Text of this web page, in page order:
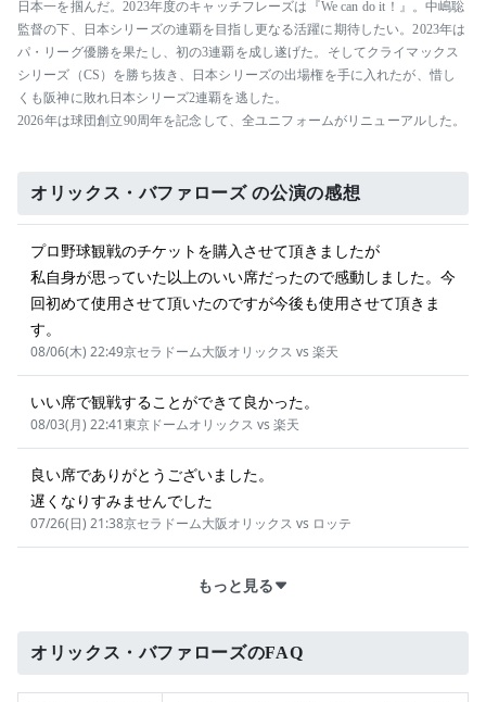
日本一を掴んだ。2023年度のキャッチフレーズは『We can do it！』。中嶋聡
監督の下、日本シリーズの連覇を目指し更なる活躍に期待したい。2023年は
パ・リーグ優勝を果たし、初の3連覇を成し遂げた。そしてクライマックス
シリーズ（CS）を勝ち抜き、日本シリーズの出場権を手に入れたが、惜し
くも阪神に敗れ日本シリーズ2連覇を逃した。
2026年は球団創立90周年を記念して、全ユニフォームがリニューアルした。
オリックス・バファローズ の公演の感想
プロ野球観戦のチケットを購入させて頂きましたが
私自身が思っていた以上のいい席だったので感動しました。今
回初めて使用させて頂いたのですが今後も使用させて頂きま
す。
08/06(木) 22:49京セラドーム大阪オリックス vs 楽天
いい席で観戦することができて良かった。
08/03(月) 22:41東京ドームオリックス vs 楽天
良い席でありがとうございました。
遅くなりすみませんでした
07/26(日) 21:38京セラドーム大阪オリックス vs ロッテ
もっと見る
オリックス・バファローズのFAQ